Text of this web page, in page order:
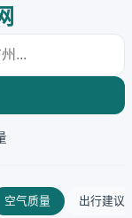
空气质量 出行建议